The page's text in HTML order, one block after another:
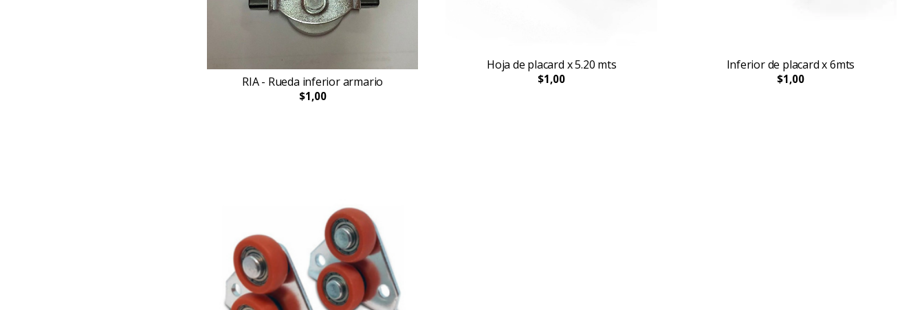
RIA - Rueda inferior armario
$1,00
Hoja de placard x 5.20 mts
$1,00
Inferior de placard x 6mts
$1,00